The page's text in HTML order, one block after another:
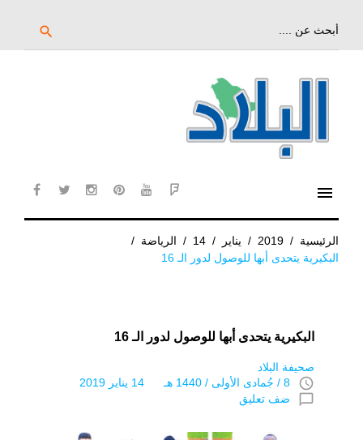
search
menu
الرئيسية /
2019
/ يناير /
14
/ الرياضة /
البكيرية يتحدى أبها للوصول لدور الـ 16
البكيرية يتحدى أبها للوصول لدور الـ 16
صحيفة البلاد
access_time 8 / جُمادى اﻷولى / 1440 هـ 14 يناير 2019
chat_bubble_outline ضف تعليق